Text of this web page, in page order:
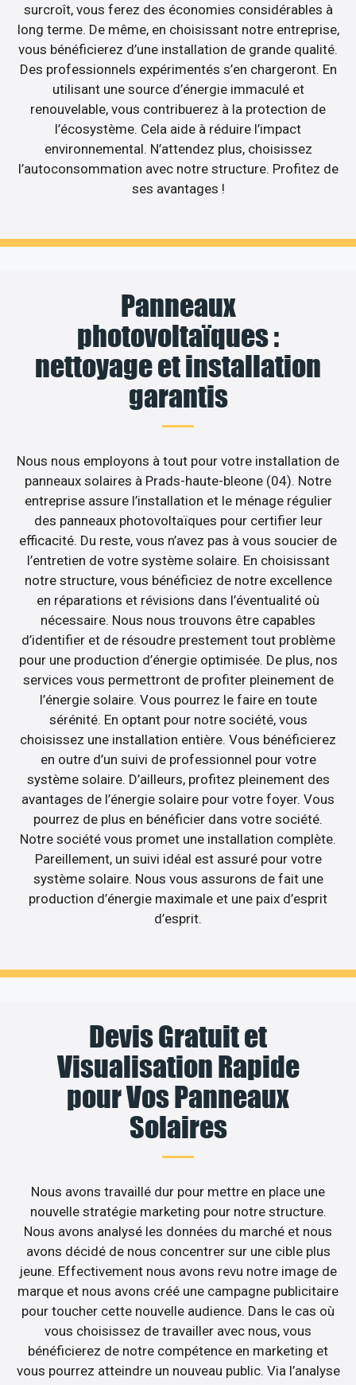
surcroît, vous ferez des économies considérables à
long terme. De même, en choisissant notre entreprise,
vous bénéficierez d’une installation de grande qualité.
Des professionnels expérimentés s’en chargeront. En
utilisant une source d’énergie immaculé et
renouvelable, vous contribuerez à la protection de
l’écosystème. Cela aide à réduire l’impact
environnemental. N’attendez plus, choisissez
l’autoconsommation avec notre structure. Profitez de
ses avantages !
Panneaux
photovoltaïques :
nettoyage et installation
garantis
Nous nous employons à tout pour votre installation de
panneaux solaires à Prads-haute-bleone (04). Notre
entreprise assure l’installation et le ménage régulier
des panneaux photovoltaïques pour certifier leur
efficacité. Du reste, vous n’avez pas à vous soucier de
l’entretien de votre système solaire. En choisissant
notre structure, vous bénéficiez de notre excellence
en réparations et révisions dans l’éventualité où
nécessaire. Nous nous trouvons être capables
d’identifier et de résoudre prestement tout problème
pour une production d’énergie optimisée. De plus, nos
services vous permettront de profiter pleinement de
l’énergie solaire. Vous pourrez le faire en toute
sérénité. En optant pour notre société, vous
choisissez une installation entière. Vous bénéficierez
en outre d’un suivi de professionnel pour votre
système solaire. D’ailleurs, profitez pleinement des
avantages de l’énergie solaire pour votre foyer. Vous
pourrez de plus en bénéficier dans votre société.
Notre société vous promet une installation complète.
Pareillement, un suivi idéal est assuré pour votre
système solaire. Nous vous assurons de fait une
production d’énergie maximale et une paix d’esprit
d’esprit.
Devis Gratuit et
Visualisation Rapide
pour Vos Panneaux
Solaires
Nous avons travaillé dur pour mettre en place une
nouvelle stratégie marketing pour notre structure.
Nous avons analysé les données du marché et nous
avons décidé de nous concentrer sur une cible plus
jeune. Effectivement nous avons revu notre image de
marque et nous avons créé une campagne publicitaire
pour toucher cette nouvelle audience. Dans le cas où
vous choisissez de travailler avec nous, vous
bénéficierez de notre compétence en marketing et
vous pourrez atteindre un nouveau public. Via l’analyse